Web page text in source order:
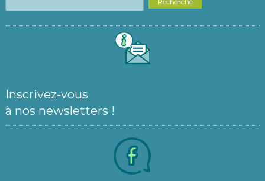
Inscrivez-vous
à nos newsletters !